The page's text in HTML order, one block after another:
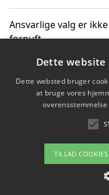
Ansvarlige valg er
fornuft
Sådan kan du
faktura
Om / kontakt
Dette website
Dette websted bruger
at bruge vores
TILLAD COOKIES